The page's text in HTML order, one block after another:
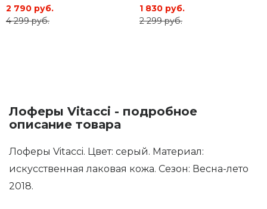
2 790 руб.
4 299 руб.
1 830 руб.
2 299 руб.
Лоферы Vitacci - подробное
описание товара
Лоферы Vitacci. Цвет: серый. Материал:
искусственная лаковая кожа. Сезон: Весна-лето
2018.